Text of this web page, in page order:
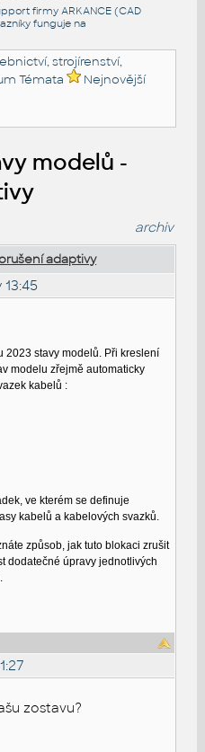
firmy ARKANCE (CAD
funguje na
strojírenství,
Témata
Nejnovější
modelů -
archiv
adaptivy
13:45
2023 stavy modelů. Při kreslení
modelu zřejmě automaticky
kabelů :
ve kterém se definuje
kabelů a kabelových svazků.
způsob, jak tuto blokaci zrušit
dodatečné úpravy jednotlivých
zostavu?